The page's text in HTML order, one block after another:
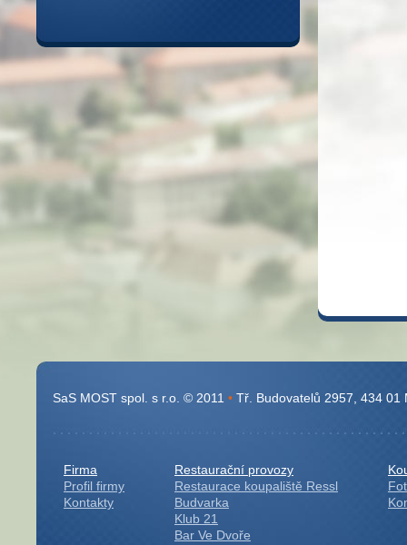
SaS MOST spol. s r.o. © 2011 • Tř. Budovatelů 2957, 434 01
Firma
Profil firmy
Kontakty
Restaurační provozy
Restaurace koupaliště Ressl
Budvarka
Klub 21
Bar Ve Dvoře